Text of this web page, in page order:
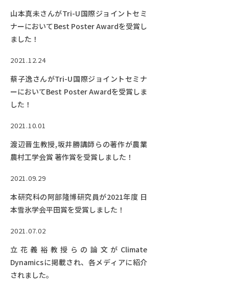
山本真未さんがTri-U国際ジョイントセミ
ナーにおいてBest Poster Awardを受賞し
ました！
2021.12.24
蔡子逸さんがTri-U国際ジョイントセミナ
ーにおいてBest Poster Awardを受賞しま
した！
2021.10.01
渡辺晋生教授,坂井勝講師らの著作が農業
農村工学会賞 著作賞を受賞しました！
2021.09.29
本研究科の阿部隆博研究員が2021年度 日
本雪氷学会平田賞を受賞しました！
2021.07.02
立花義裕教授らの論文がClimate
Dynamicsに掲載され、各メディアに紹介
されました。